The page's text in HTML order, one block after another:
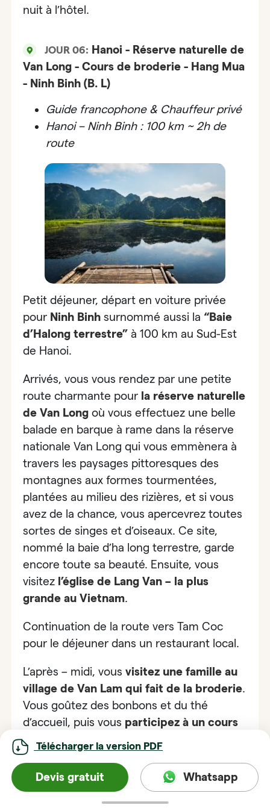
nuit à l’hôtel.
JOUR 06: Hanoi - Réserve naturelle de
Van Long - Cours de broderie - Hang Mua
- Ninh Binh (B. L)
Guide francophone & Chauffeur privé
Hanoi – Ninh Binh : 100 km ~ 2h de
route
Petit déjeuner, départ en voiture privée
pour Ninh Binh surnommé aussi la“Baie
d’Halong terrestre” à 100 km au Sud-Est
de Hanoi.
Arrivés, vous vous rendez par une petite
route charmante pour la réserve naturelle
de Van Long où vous effectuez une belle
balade en barque à rame dans la réserve
nationale Van Long qui vous emmènera à
travers les paysages pittoresques des
montagnes aux formes tourmentées,
plantées au milieu des rizières, et si vous
avez de la chance, vous apercevrez toutes
sortes de singes et d’oiseaux. Ce site,
nommé la baie d’ha long terrestre, garde
encore toute sa beauté. Ensuite, vous
visitez l’église de Lang Van – la plus
grande au Vietnam.
Continuation de la route vers Tam Coc
pour le déjeuner dans un restaurant local.
L’après – midi, vousvisitez une famille au
village de Van Lam qui fait de la broderie.
Vous goûtez des bonbons et du thé
d’accueil, puisvous participez à un cours
de broderie
sous l’instruction de l’artisane
locale
techniques de son métier traditionnel. Ce
sera une bonne occasion pour vous de
Devis gratuit Whatsapp
Télécharger la version PDF